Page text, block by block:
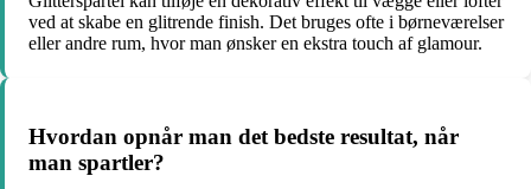
ved at skabe en glitrende finish. Det bruges ofte i børneværelser
eller andre rum, hvor man ønsker en ekstra touch af glamour.
Hvordan opnår man det bedste resultat, når
man spartler?